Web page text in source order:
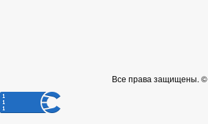
Все права защищены. ©